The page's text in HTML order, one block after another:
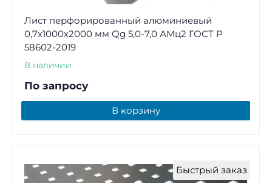
Лист перфорированный алюминиевый
0,7х1000х2000 мм Qg 5,0-7,0 АМц2 ГОСТ Р
58602-2019
В наличии
По запросу
В корзину
Быстрый заказ